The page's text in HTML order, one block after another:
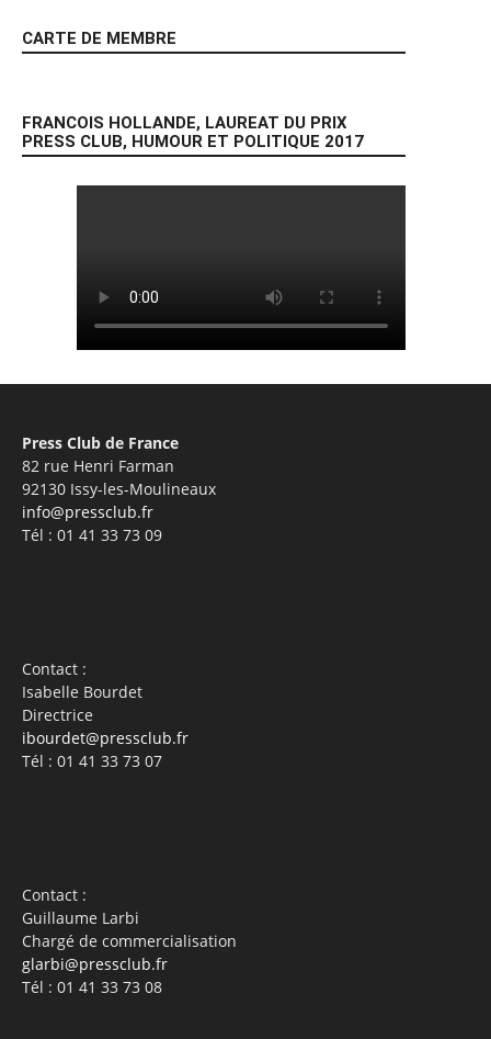
CARTE DE MEMBRE
FRANCOIS HOLLANDE, LAUREAT DU PRIX
PRESS CLUB, HUMOUR ET POLITIQUE 2017
Press Club de France
82 rue Henri Farman
92130 Issy-les-Moulineaux
info@pressclub.fr
Tél : 01 41 33 73 09
Contact :
Isabelle Bourdet
Directrice
ibourdet@pressclub.fr
Tél : 01 41 33 73 07
Contact :
Guillaume Larbi
Chargé de commercialisation
glarbi@pressclub.fr
Tél : 01 41 33 73 08